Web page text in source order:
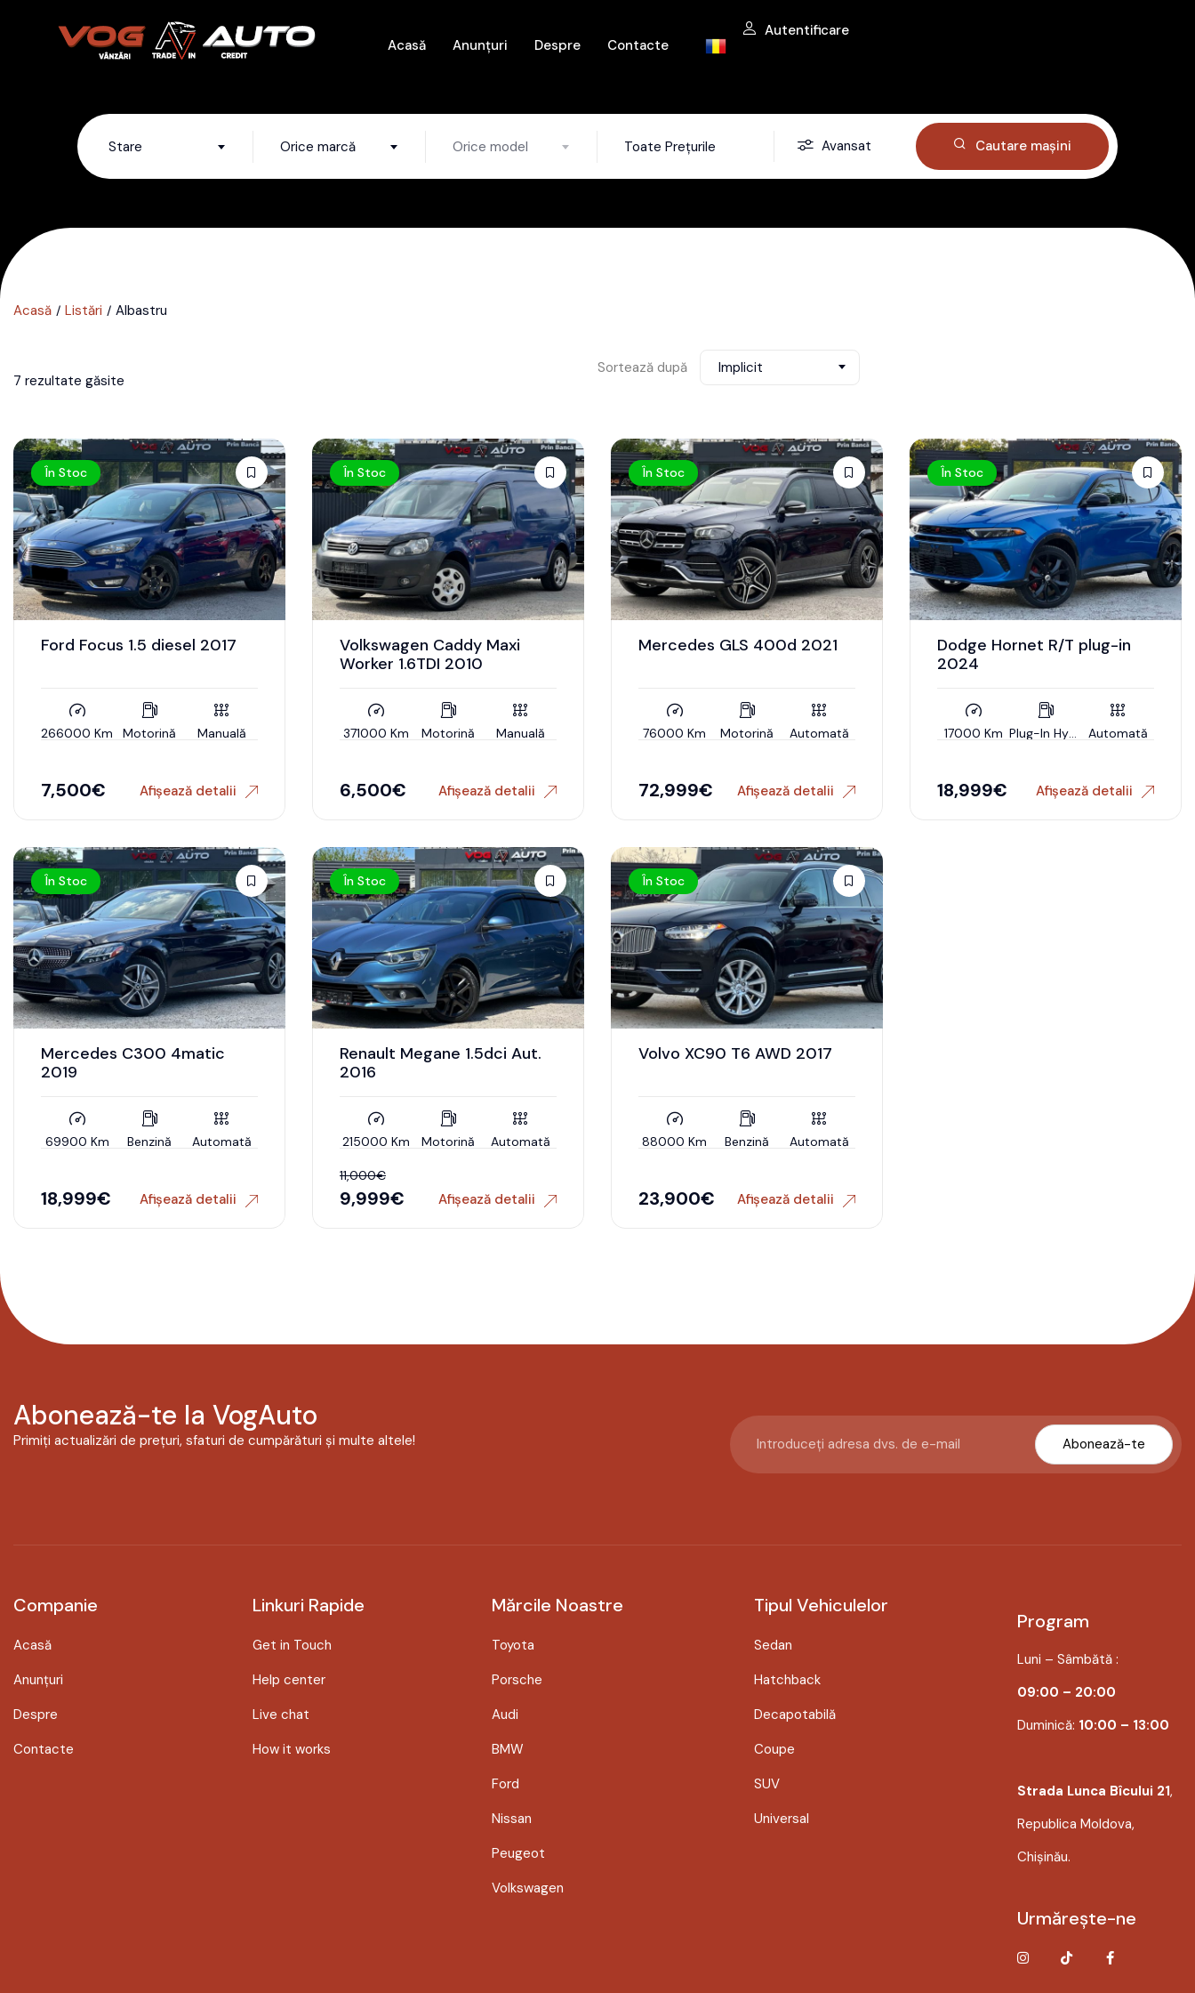
Acasă Anunțuri Despre Contacte
Autentificare
Stare Orice marcă Orice model Toate Prețurile Avansat Cautare mașini
Acasă Listări Albastru
7 rezultate găsite
Sortează după Implicit
În Stoc
Ford Focus 1.5 diesel 2017
266000 Km Motorină Manuală
7,500€ Afișează detalii
În Stoc
Volkswagen Caddy Maxi
Worker 1.6TDI 2010
371000 Km Motorină Manuală
6,500€ Afișează detalii
În Stoc
Mercedes GLS 400d 2021
76000 Km Motorină Automată
72,999€ Afișează detalii
În Stoc
Dodge Hornet R/T plug-in
2024
17000 Km Plug-In Hybrid (Benzin) Automată
18,999€ Afișează detalii
În Stoc
Mercedes C300 4matic
2019
69900 Km Benzină Automată
18,999€ Afișează detalii
În Stoc
Renault Megane 1.5dci Aut.
2016
215000 Km Motorină Automată
11,000€
9,999€ Afișează detalii
În Stoc
Volvo XC90 T6 AWD 2017
88000 Km Benzină Automată
23,900€ Afișează detalii
Abonează-te la VogAuto
Primiți actualizări de prețuri, sfaturi de cumpărături și multe altele! Abonează-te
Companie
Acasă
Anunțuri
Despre
Contacte
Linkuri Rapide
Get in Touch
Help center
Live chat
How it works
Mărcile Noastre
Toyota
Porsche
Audi
BMW
Ford
Nissan
Peugeot
Volkswagen
Tipul Vehiculelor
Sedan
Hatchback
Decapotabilă
Coupe
SUV
Universal
Program
Luni – Sâmbătă :
09:00 – 20:00
Duminică: 10:00 – 13:00
Strada Lunca Bîcului 21,
Republica Moldova,
Chișinău.
Urmărește-ne